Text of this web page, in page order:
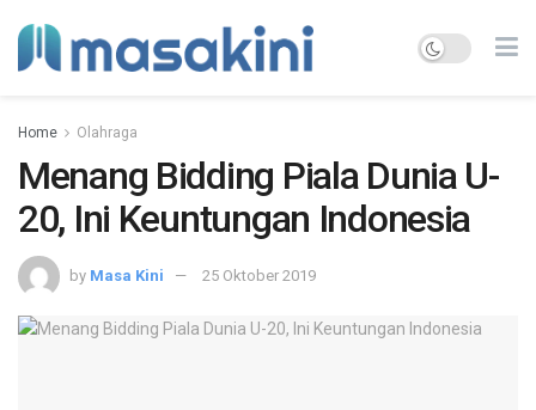
Home Olahraga
Menang Bidding Piala Dunia U-
20, Ini Keuntungan Indonesia
by Masa Kini 25 Oktober 2019